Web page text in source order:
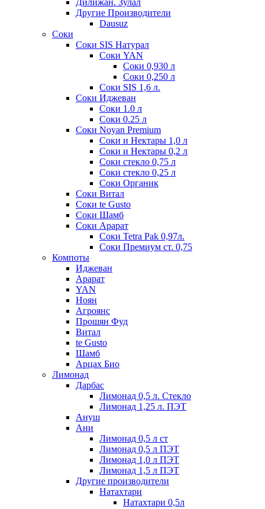
Дилижан. Зулал
Другие Производители
Dausuz
Соки
Соки SIS Натурал
Соки YAN
Соки 0,930 л
Соки 0,250 л
Соки SIS 1,6 л.
Соки Иджеван
Соки 1.0 л
Соки 0.25 л
Соки Noyan Premium
Соки и Нектары 1,0 л
Соки и Нектары 0,2 л
Соки стекло 0,75 л
Соки стекло 0,25 л
Соки Органик
Соки Витал
Соки te Gusto
Соки Шамб
Соки Арарат
Соки Tetra Pak 0,97л.
Соки Премиум ст. 0,75
Компоты
Иджеван
Арарат
YAN
Ноян
Агроянс
Прошян Фуд
Витал
te Gusto
Шамб
Арцах Био
Лимонад
Дарбас
Лимонад 0,5 л. Стекло
Лимонад 1,25 л. ПЭТ
Ануш
Ани
Лимонад 0,5 л ст
Лимонад 0,5 л ПЭТ
Лимонад 1,0 л ПЭТ
Лимонад 1,5 л ПЭТ
Другие производители
Натахтари
Натахтари 0,5л